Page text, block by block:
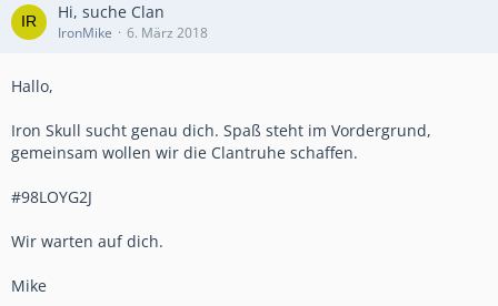
Hi, suche Clan
IronMike 6. März 2018
Hallo,
Iron Skull sucht genau dich. Spaß steht im Vordergrund,
gemeinsam wollen wir die Clantruhe schaffen.
#98LOYG2J
Wir warten auf dich.
Mike